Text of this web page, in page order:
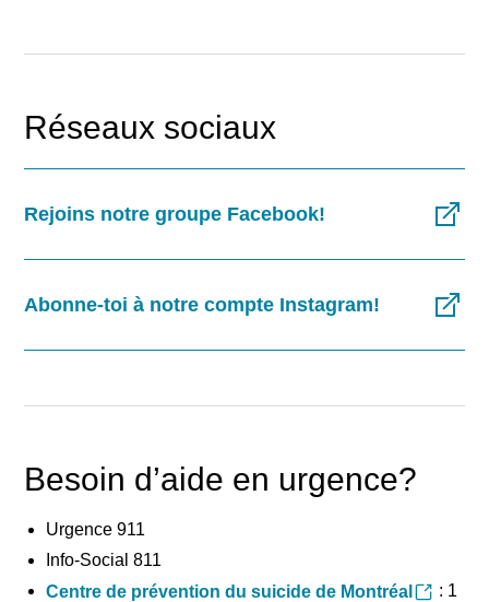
Réseaux sociaux
Rejoins notre groupe Facebook!
Abonne-toi à notre compte Instagram!
Besoin d’aide en urgence?
Urgence 911
Info-Social 811
Centre de prévention du suicide de Montréal
: 1